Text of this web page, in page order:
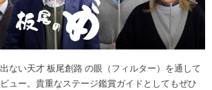
ない天才 板尾創路 の眼（フィルター）を通して
ュー。貴重なステージ鑑賞ガイドとしてもぜひ